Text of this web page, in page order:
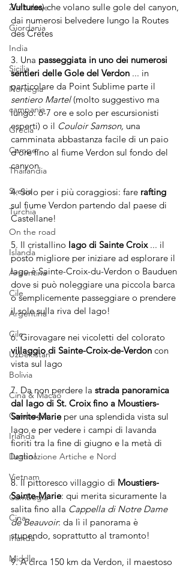
Zimbabwe
Giordania
India
Sicilia
Norvegia
campania
Grecia
Camper
Thailandia
Svezia
Turchia
On the road
Islanda
Argentina
Cile
Argentina
Cile
Uzbekistan
Bolivia
Cina & Macao
Cambogia
Irlanda
Destinazione Artiche e Nord
Vietnam
Cambogia
Cina
Irlanda
Middle
Vultures) che volano sulle gole del canyon,
dai numerosi belvedere lungo la Routes
des Crétes
3. Una passeggiata in uno dei numerosi
sentieri delle Gole del Verdon ... in
particolare da Point Sublime parte il
sentiero Martel (molto suggestivo ma
lungo: 6-7 ore e solo per escursionisti
esperti) o il Couloir Samson, una
camminata abbastanza facile di un paio
d'ore fino al fiume Verdon sul fondo del
canyon
4. Solo per i più coraggiosi: fare rafting
sul fiume Verdon partendo dal paese di
Castellane!
5. Il cristallino lago di Sainte Croix ... il
posto migliore per iniziare ad esplorare il
lago è Sainte-Croix-du-Verdon o Bauduen
dove si può noleggiare una piccola barca
o semplicemente passeggiare o prendere
il sole sulla riva del lago!
6. Girovagare nei vicoletti del colorato
villaggio di Sainte-Croix-de-Verdon con
vista sul lago
7. Da non perdere la strada panoramica
dal lago di St. Croix fino a Moustiers-
Sainte-Marie per una splendida vista sul
lago e per vedere i campi di lavanda
fioriti tra la fine di giugno e la metà di
luglio!
8. Il pittoresco villaggio di Moustiers-
Sainte-Marie: qui merita sicuramente la
salita fino alla Cappella di Notre Dame
de Beauvoir: da lì il panorama è
stupendo, soprattutto al tramonto!
9. A circa 150 km da Verdon, il maestoso